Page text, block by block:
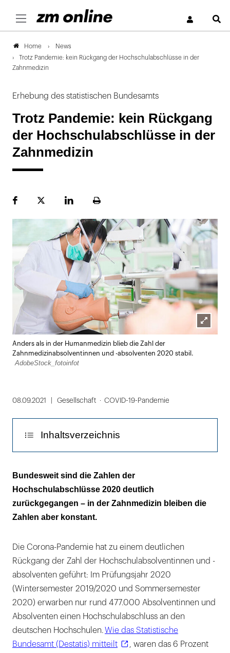
Home
News
Trotz Pandemie: kein Rückgang der Hochschulabschlüsse in der
Zahnmedizin
Erhebung des statistischen Bundesamts
Trotz Pandemie: kein Rückgang
der Hochschulabschlüsse in der
Zahnmedizin
FacebookPlattformLinekdInSeite
Lightbox
Anders als in der Humanmedizin blieb die Zahl der
Zahnmedizinabsolventinnen und -absolventen 2020 stabil.
AdobeStock_fotoinfot
08.09.2021 Gesellschaft COVID-19-Pandemie
Inhaltsverzeichnis
Rückgang in der Humanmedizin
Berlin am stärksten betroffen
Bundesweit sind die Zahlen der
Hochschulabschlüsse 2020 deutlich
zurückgegangen – in der Zahnmedizin bleiben die
Zahlen aber konstant.
Die Corona-Pandemie hat zu einem deutlichen
Rückgang der Zahl der Hochschulabsolventinnen und -
absolventen geführt: Im Prüfungsjahr 2020
(Wintersemester 2019/2020 und Sommersemester
2020) erwarben nur rund 477.000 Absolventinnen und
Absolventen einen Hochschulabschluss an den
deutschen Hochschulen. Wie das Statistische
Bundesamt (Destatis) mitteilt
, waren das 6 Prozent